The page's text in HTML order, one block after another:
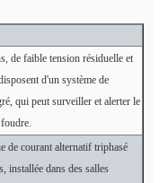
de faible tension résiduelle et
d'un système de
qui peut surveiller et alerter le
de courant alternatif triphasé
installée dans des salles